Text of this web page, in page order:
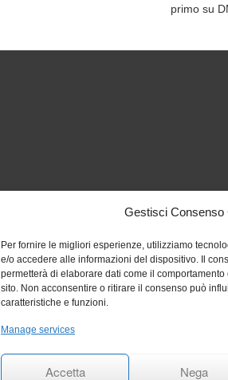
Gestisci Consenso
Per fornire le migliori esperienze, utilizziamo
e/o accedere alle informazioni del dispositivo. Il
permetterà di elaborare dati come il
sito. Non acconsentire o ritirare il consenso può
caratteristiche e funzioni.
Manage services
Accetta Nega
primo su